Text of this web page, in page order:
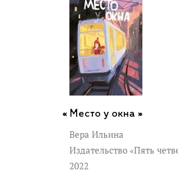
Место у окна »
Вера Ильина
Издательство «Пять
2022